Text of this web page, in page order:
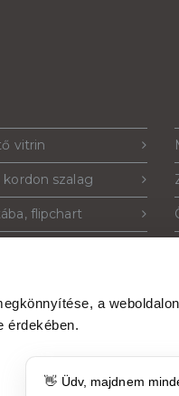
a weboldalon
érdekében.
vitrin
kordon szalag
flipchart
plakáttartó
👋 Üdv, majdnem